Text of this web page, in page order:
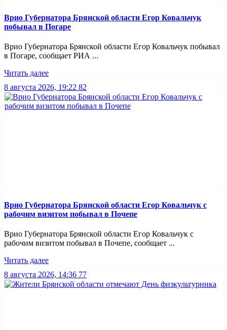
Врио Губернатора Брянской области Егор Ковальчук
побывал в Погаре
Врио Губернатора Брянской области Егор Ковальчук побывал
в Погаре, сообщает РИА ...
Читать далее
8 августа 2026, 19:22 82
Врио Губернатора Брянской области Егор Ковальчук с
рабочим визитом побывал в Почепе
Врио Губернатора Брянской области Егор Ковальчук с
рабочим визитом побывал в Почепе, сообщает ...
Читать далее
8 августа 2026, 14:36 77